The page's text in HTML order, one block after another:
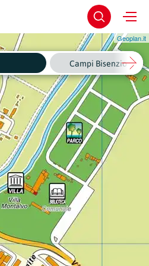
Geoplan.it
Campi Bisenzio -